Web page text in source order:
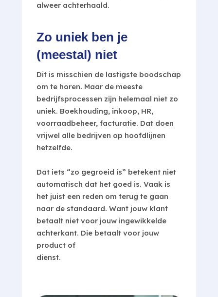
alweer achterhaald.
Zo uniek ben je
(meestal) niet
Dit is misschien de lastigste boodschap
om te horen. Maar de meeste
bedrijfsprocessen zijn helemaal niet zo
uniek. Boekhouding, inkoop, HR,
voorraadbeheer, facturatie. Dat doen
vrijwel alle bedrijven op hoofdlijnen
hetzelfde.
Dat iets “zo gegroeid is” betekent niet
automatisch dat het goed is. Vaak is
het juist een reden om terug te gaan
naar de standaard. Want jouw klant
betaalt niet voor jouw ingewikkelde
achterkant. Die betaalt voor jouw
product of
dienst.